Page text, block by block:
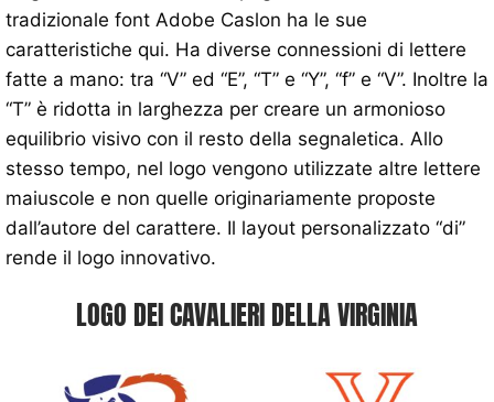
tradizionale font Adobe Caslon ha le sue
caratteristiche qui. Ha diverse connessioni di lettere
fatte a mano: tra “V” ed “E”, “T” e “Y”, “f” e “V”. Inoltre la
“T” è ridotta in larghezza per creare un armonioso
equilibrio visivo con il resto della segnaletica. Allo
stesso tempo, nel logo vengono utilizzate altre lettere
maiuscole e non quelle originariamente proposte
dall’autore del carattere. Il layout personalizzato “di”
rende il logo innovativo.
LOGO DEI CAVALIERI DELLA VIRGINIA